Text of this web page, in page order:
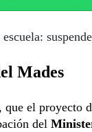
escuela:
Mades
que el proyecto
del